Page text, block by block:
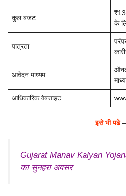
कुल बजट
के
पात्रता
आवेदन माध्यम
आधिकारिक वेबसाइट
इसे भी पढे–
Gujarat Manav Kalyan
का सुनहरा अवसर